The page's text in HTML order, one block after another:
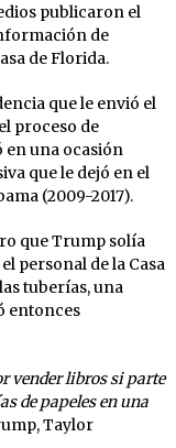
publicaron el
de
de Florida.
que le envió el
proceso de
en una ocasión
que le dejó en el
(2009-2017).
que Trump solía
personal de la Casa
tuberías, una
entonces
vender libros si parte
de papeles en una
Taylor